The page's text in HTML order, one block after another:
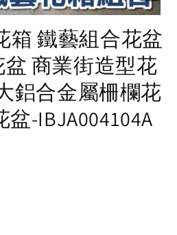
箱 鐵藝組合花盆
商業街造型花
鋁合金屬柵欄花
-IBJA004104A